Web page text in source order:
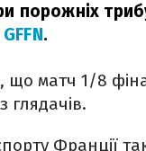
порожніх
GFFN.
матч 1/8
глядачів.
Франції